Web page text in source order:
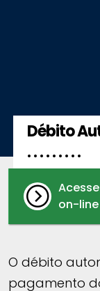
Débito
. . . . . . . . .
on-line
O débito
pagamento